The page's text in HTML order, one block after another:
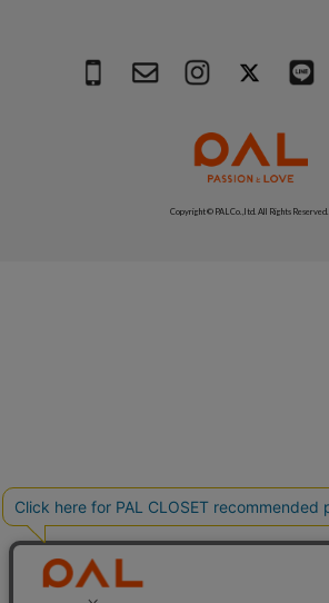
Copyright © PAL Co.,ltd. All Rights Reserved.